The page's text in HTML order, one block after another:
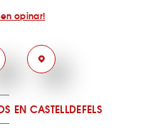
opinar!
EN CASTELLDEFELS